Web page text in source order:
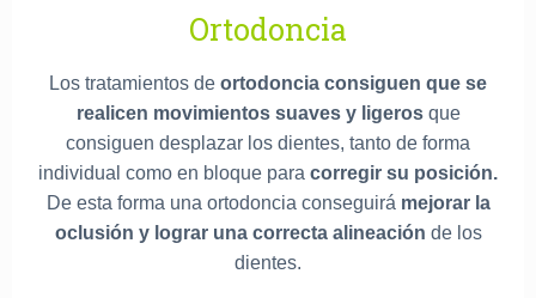
Ortodoncia
Los tratamientos de ortodoncia consiguen que se
realicen movimientos suaves y ligeros que
consiguen desplazar los dientes, tanto de forma
individual como en bloque para corregir su posición.
De esta forma una ortodoncia conseguirá mejorar la
oclusión y lograr una correcta alineación de los
dientes.